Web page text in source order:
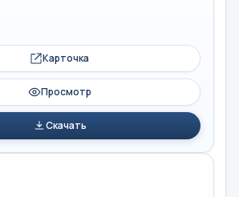
Карточка
Просмотр
Скачать